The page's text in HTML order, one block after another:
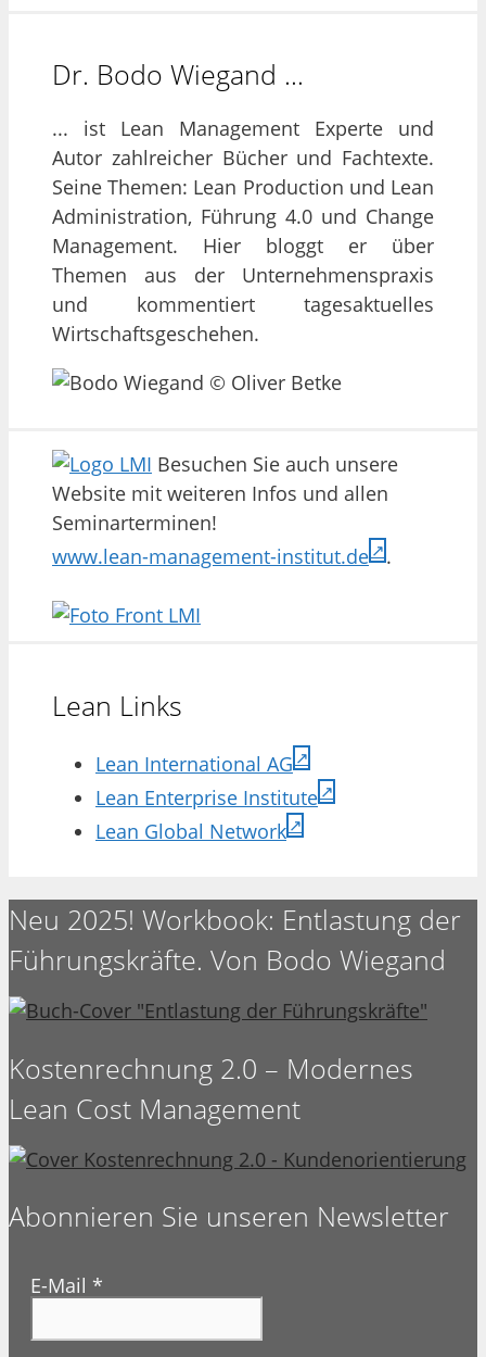
Dr. Bodo Wiegand …
... ist Lean Management Experte und
Autor zahlreicher Bücher und Fachtexte.
Seine Themen: Lean Production und Lean
Administration, Führung 4.0 und Change
Management. Hier bloggt er über
Themen aus der Unternehmenspraxis
und kommentiert tagesaktuelles
Wirtschaftsgeschehen.
Besuchen Sie auch unsere
Website mit weiteren Infos und allen
Seminarterminen!
www.lean-management-institut.de
.
Lean Links
Lean International AG
Lean Enterprise Institute
Lean Global Network
Neu 2025! Workbook: Entlastung der
Führungskräfte. Von Bodo Wiegand
Kostenrechnung 2.0 – Modernes
Lean Cost Management
Abonnieren Sie unseren Newsletter
E-Mail *